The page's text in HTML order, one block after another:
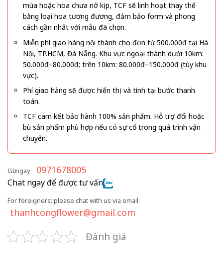
mùa hoặc hoa chưa nở kịp, TCF sẽ linh hoạt thay thế
bằng loại hoa tương đương, đảm bảo form và phong
cách gần nhất với mẫu đã chọn.
Miễn phí giao hàng nội thành cho đơn từ 500.000đ tại Hà
Nội, TP.HCM, Đà Nẵng. Khu vực ngoại thành dưới 10km:
50.000đ–80.000đ; trên 10km: 80.000đ–150.000đ (tùy khu
vực).
Phí giao hàng sẽ được hiển thị và tính tại bước thanh
toán.
TCF cam kết bảo hành 100% sản phẩm. Hỗ trợ đổi hoặc
bù sản phẩm phù hợp nếu có sự cố trong quá trình vận
chuyển.
Gọi ngay: 0971678005
Chat ngay để được tư vấn
For foreigners: please chat with us via email:
thanhcongflower@gmail.com
Đánh giá